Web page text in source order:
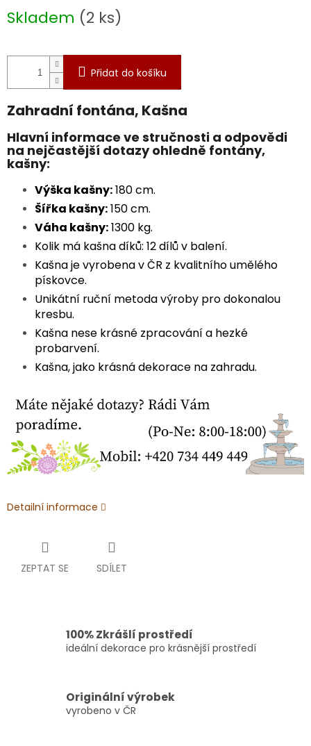
cena:
Skladem (2 ks)
Přidat do košíku
Zahradní fontána, Kašna
Hlavní informace ve stručnosti a odpovědi
na nejčastější dotazy ohledně fontány,
kašny:
Výška kašny:180 cm.
Šířka kašny:150 cm.
Váha kašny:1300 kg.
Kolik má kašna díků: 12 dílů v balení.
Kašna je vyrobena v ČR z kvalitního umělého
pískovce.
Unikátní ruční metoda výroby pro dokonalou
kresbu.
Kašna nese krásné zpracování a hezké
probarvení.
Kašna, jako krásná dekorace na zahradu.
Detailní informace
ZEPTAT SE SDÍLET
100% Zkrášlí prostředí
ideální dekorace pro krásnější prostředí
Originální výrobek
vyrobeno v ČR